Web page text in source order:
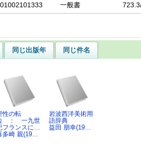
一般書
同じ出版年
同じ件名
性の転
： 一九世
フランスに…
多崎 親(19…
岩波西洋美術用
語辞典
益田 朋幸(19…